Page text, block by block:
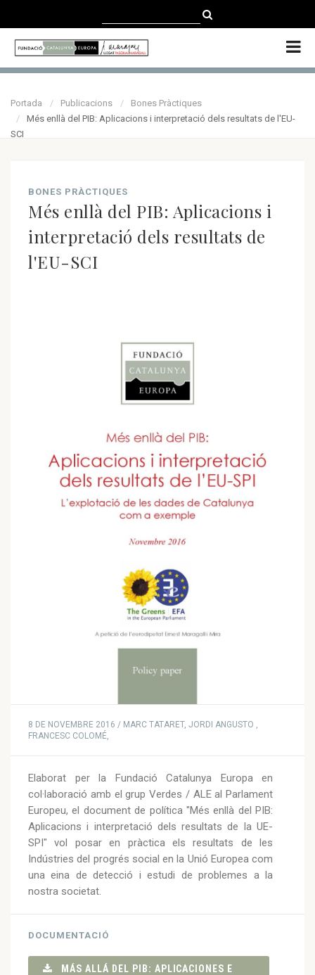
ENGLISH
Portada Publicacions
Bones Pràctiques
Més enllà del PIB: Aplicacions i interpretació dels resultats de l'EU-
SCI
BONES PRÀCTIQUES
Més enllà del PIB: Aplicacions i
interpretació dels resultats de
l'EU-SCI
8 DE NOVEMBRE 2016 / MARC TATARET, JORDI ANGUSTO ,
FRANCESC COLOMÉ,
Elaborat per la Fundació Catalunya Europa en
col·laboració amb el grup Verdes / ALE al Parlament
Europeu, el document de política "Més enllà del PIB:
Aplicacions i interpretació dels resultats de la UE-
SPI" vol posar en pràctica els resultats de les
Indústries del progrés social en la Unió Europea com
una eina de detecció i estudi de problemes a la
nostra societat.
DOCUMENTACIÓ
MÁS ALLÁ DEL PIB: APLICACIONES E